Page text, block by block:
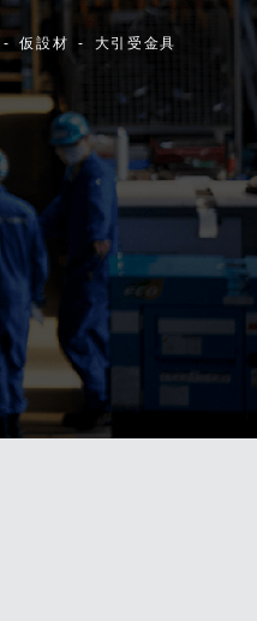
仮設材 大引受金具